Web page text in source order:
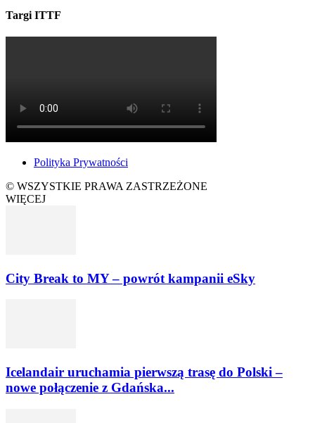
Targi ITTF
Polityka Prywatności
© WSZYSTKIE PRAWA ZASTRZEŻONE
WIĘCEJ
City Break to MY – powrót kampanii eSky
Icelandair uruchamia pierwszą trasę do Polski –
nowe połączenie z Gdańska...